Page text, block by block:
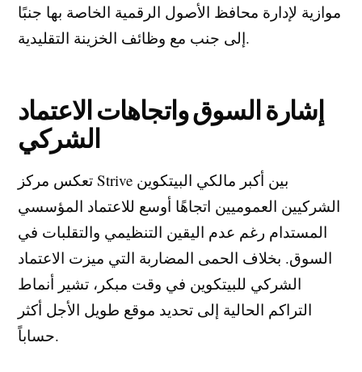
موازية لإدارة محافظ الأصول الرقمية الخاصة بها جنبًا
إلى جنب مع وظائف الخزينة التقليدية.
إشارة السوق واتجاهات الاعتماد
الشركي
تعكس مركز Strive بين أكبر مالكي البيتكوين
الشركيين العموميين اتجاهًا أوسع للاعتماد المؤسسي
المستدام رغم عدم اليقين التنظيمي والتقلبات في
السوق. بخلاف الحمى المضاربة التي ميزت الاعتماد
الشركي للبيتكوين في وقت مبكر، تشير أنماط
التراكم الحالية إلى تحديد موقع طويل الأجل أكثر
حساباً.